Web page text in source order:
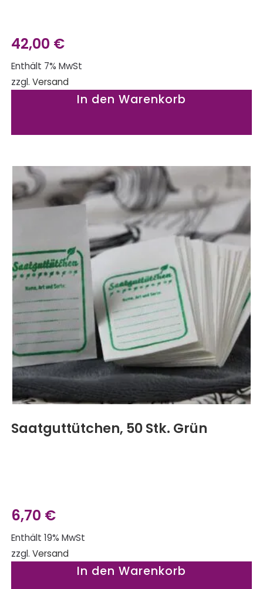
42,00 €
Enthält 7% MwSt
zzgl. Versand
In den Warenkorb
Saatguttütchen, 50 Stk. Grün
6,70 €
Enthält 19% MwSt
zzgl. Versand
In den Warenkorb